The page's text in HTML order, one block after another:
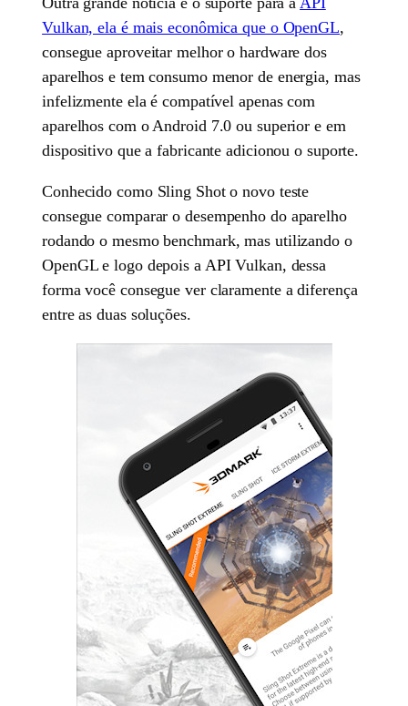
Vulkan, ela é mais econômica que o OpenGL,
consegue aproveitar melhor o hardware dos
aparelhos e tem consumo menor de energia, mas
infelizmente ela é compatível apenas com
aparelhos com o Android 7.0 ou superior e em
dispositivo que a fabricante adicionou o suporte.
Conhecido como Sling Shot o novo teste
consegue comparar o desempenho do aparelho
rodando o mesmo benchmark, mas utilizando o
OpenGL e logo depois a API Vulkan, dessa
forma você consegue ver claramente a diferença
entre as duas soluções.